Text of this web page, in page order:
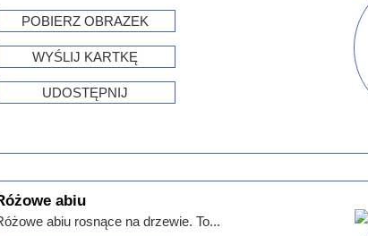
POBIERZ OBRAZEK
WYŚLIJ KARTKĘ
UDOSTĘPNIJ
abiu
abiu rosnące na drzewie. To...